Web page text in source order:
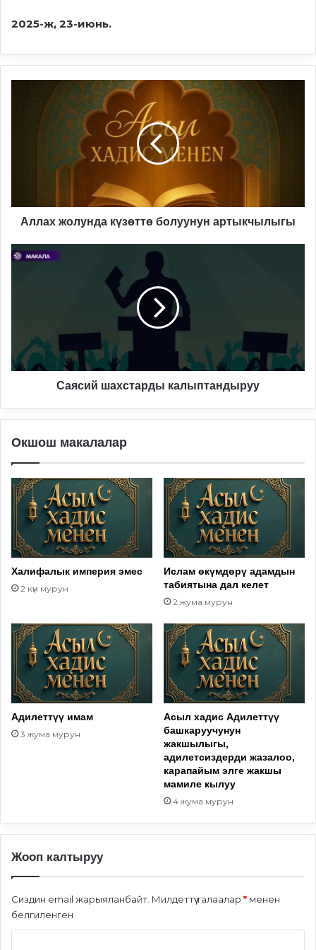
2025-ж, 23-июнь.
артыкчылыгы
Аллах жолунда күзөттө болуунун артыкчылыгы
Саясий
Саясий шахстарды калыптандыруу
Окшош макалалар
Халифалык империя эмес
2 күн мурун
Ислам өкүмдөрү адамдын
табиятына дал келет
2 жума мурун
Адилеттүү имам
3 жума мурун
Асыл хадис Адилеттүү
башкаруучунун
жакшылыгы,
адилетсиздерди жазалоо,
карапайым элге жакшы
мамиле кылуу
4 жума мурун
Жооп калтыруу
Сиздин email жарыяланбайт. Милдеттүү талаалар * менен
белгиленген